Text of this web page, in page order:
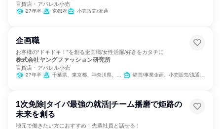
百貨店・アパレル小売
27年卒 京都府 小売販売/流通
企画職
お客様の“ドキドキ！”を創る企画職/女性活躍/好きをカタチに
株式会社ヤングファッション研究所
百貨店・アパレル小売
27年卒 千葉県、東京都、神奈川県、愛知県、滋賀県、大阪府 経営/事業企画、小売販売/流通、クリエイティブ/デザイン職
1次免除|タイパ最強の就活|チーム播磨で姫路の
未来を創る
地元で働きたい方におすすめ！先輩社員と話せる！